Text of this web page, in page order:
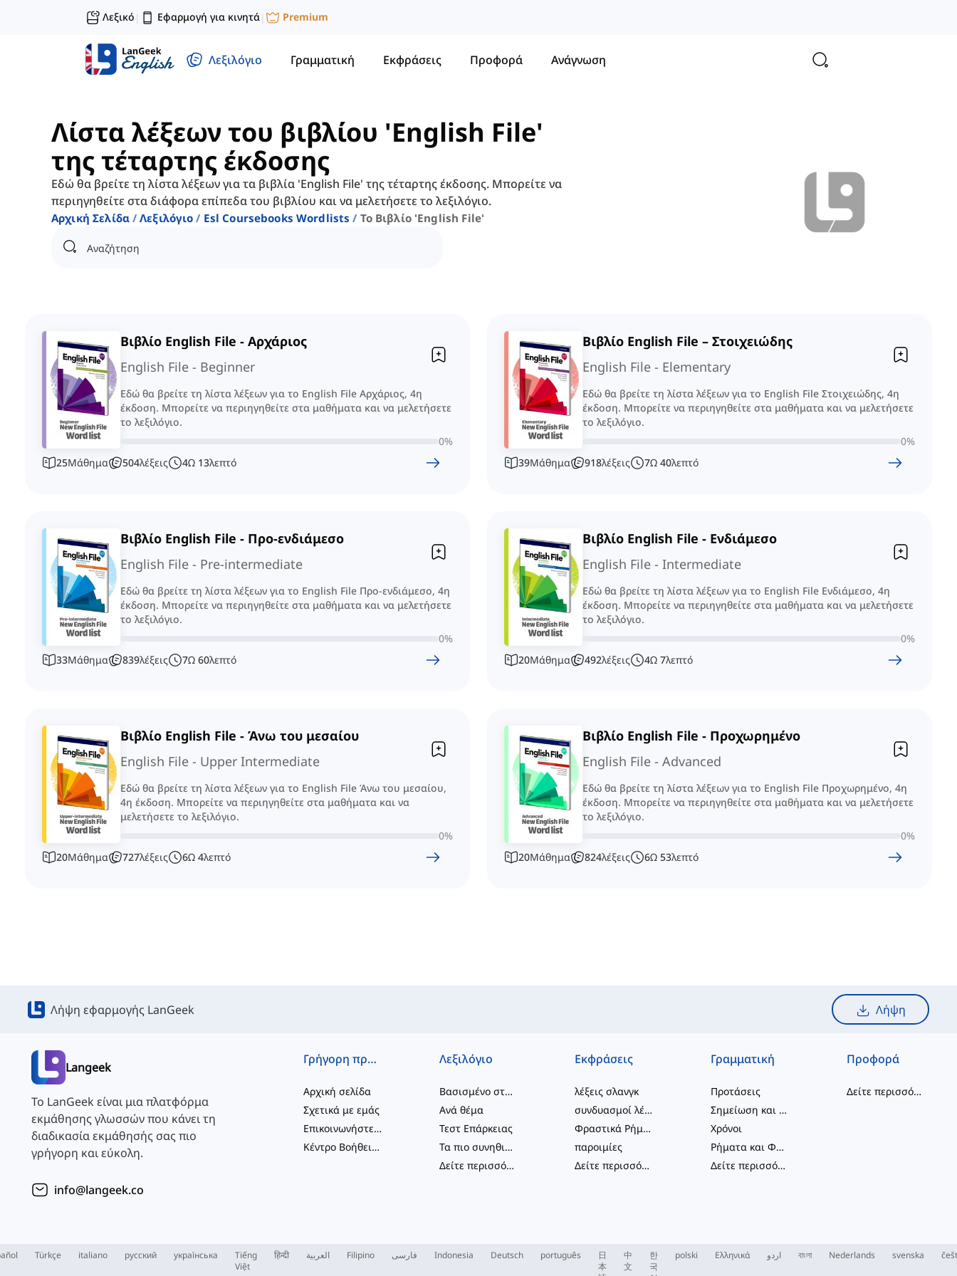
Λεξικό | Εφαρμογή για κινητά| Premium
Λεξιλόγιο Γραμματική Εκφράσεις Προφορά Ανάγνωση
Λίστα λέξεων του βιβλίου 'English File'
της τέταρτης έκδοσης
Εδώ θα βρείτε τη λίστα λέξεων για τα βιβλία 'English File' της τέταρτης έκδοσης. Μπορείτε να
περιηγηθείτε στα διάφορα επίπεδα του βιβλίου και να μελετήσετε το λεξιλόγιο.
Αρχική Σελίδα Λεξιλόγιο Esl Coursebooks Wordlists Το Βιβλίο 'english File'
Βιβλίο English File - Αρχάριος
English File - Beginner
Εδώ θα βρείτε τη λίστα λέξεων για το English File Αρχάριος, 4η
έκδοση. Μπορείτε να περιηγηθείτε στα μαθήματα και να μελετήσετε
το λεξιλόγιο.
0%
25Μάθημα 504λέξεις 4Ω 13λεπτό
Βιβλίο English File – Στοιχειώδης
English File - Elementary
Εδώ θα βρείτε τη λίστα λέξεων για το English File Στοιχειώδης, 4η
έκδοση. Μπορείτε να περιηγηθείτε στα μαθήματα και να μελετήσετε
το λεξιλόγιο.
0%
39Μάθημα 918λέξεις 7Ω 40λεπτό
Βιβλίο English File - Προ-ενδιάμεσο
English File - Pre-intermediate
Εδώ θα βρείτε τη λίστα λέξεων για το English File Προ-ενδιάμεσο, 4η
έκδοση. Μπορείτε να περιηγηθείτε στα μαθήματα και να μελετήσετε
το λεξιλόγιο.
0%
33Μάθημα 839λέξεις 7Ω 60λεπτό
Βιβλίο English File - Ενδιάμεσο
English File - Intermediate
Εδώ θα βρείτε τη λίστα λέξεων για το English File Ενδιάμεσο, 4η
έκδοση. Μπορείτε να περιηγηθείτε στα μαθήματα και να μελετήσετε
το λεξιλόγιο.
0%
20Μάθημα 492λέξεις 4Ω 7λεπτό
Βιβλίο English File - Άνω του μεσαίου
English File - Upper Intermediate
Εδώ θα βρείτε τη λίστα λέξεων για το English File Άνω του μεσαίου,
4η έκδοση. Μπορείτε να περιηγηθείτε στα μαθήματα και να
μελετήσετε το λεξιλόγιο.
0%
20Μάθημα 727λέξεις 6Ω 4λεπτό
Βιβλίο English File - Προχωρημένο
English File - Advanced
Εδώ θα βρείτε τη λίστα λέξεων για το English File Προχωρημένο, 4η
έκδοση. Μπορείτε να περιηγηθείτε στα μαθήματα και να μελετήσετε
το λεξιλόγιο.
0%
20Μάθημα 824λέξεις 6Ω 53λεπτό
Λήψη εφαρμογής LanGeek Λήψη
Langeek
Το LanGeek είναι μια πλατφόρμα
εκμάθησης γλωσσών που κάνει τη
διαδικασία εκμάθησής σας πιο
γρήγορη και εύκολη.
info@langeek.co
Γρήγορη πρόσβαση
Αρχική σελίδα
Σχετικά με εμάς
Επικοινωνήστε μαζί μας
Κέντρο Βοήθειας
Λεξιλόγιο
Βασισμένο στο επίπεδο
Ανά θέμα
Τεστ Επάρκειας
Τα πιο συνηθισμένα
Δείτε περισσότερα
Εκφράσεις
λέξεις σλανγκ
συνδυασμοί λέξεων
Φραστικά Ρήματα
παροιμίες
Δείτε περισσότερα
Γραμματική
Προτάσεις
Σημείωση και Ορθογραφία
Χρόνοι
Ρήματα και Φωνές
Δείτε περισσότερα
Προφορά
Δείτε περισσότερα
Türkçe italiano русский українська
Tiếng
Việt
हिन्दी العربية Filipino فارسی Indonesia Deutsch português
日
本
中
文
한
국
polski Ελληνικά اردو বাংলা Nederlands svenska